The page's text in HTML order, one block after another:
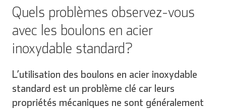
Quels problèmes observez-vous
avec les boulons en acier
inoxydable standard?
L’utilisation des boulons en acier inoxydable
standard est un problème clé car leurs
propriétés mécaniques ne sont généralement